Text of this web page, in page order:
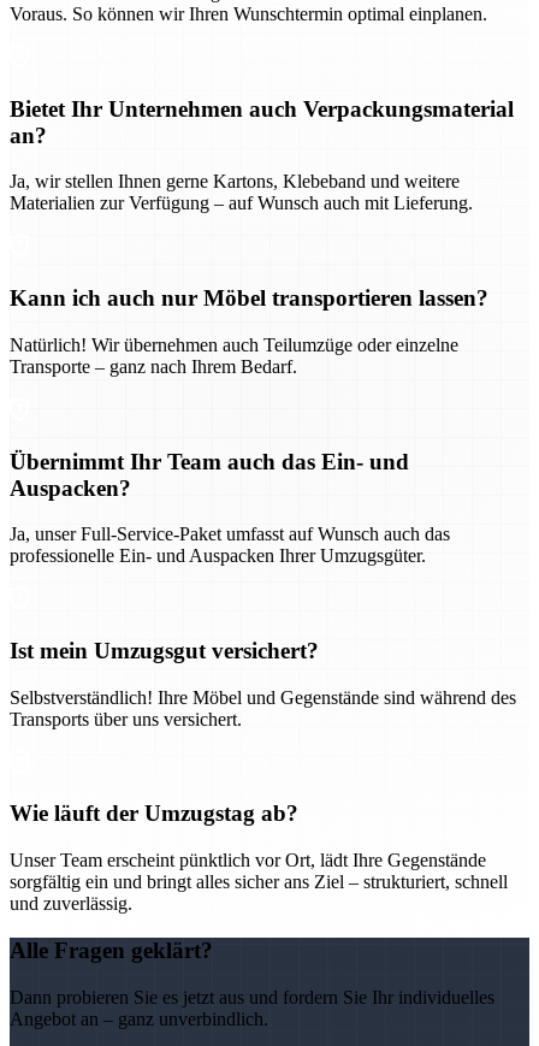
Voraus. So können wir Ihren Wunschtermin optimal einplanen.
Bietet Ihr Unternehmen auch Verpackungsmaterial
an?
Ja, wir stellen Ihnen gerne Kartons, Klebeband und weitere
Materialien zur Verfügung – auf Wunsch auch mit Lieferung.
Kann ich auch nur Möbel transportieren lassen?
Natürlich! Wir übernehmen auch Teilumzüge oder einzelne
Transporte – ganz nach Ihrem Bedarf.
Übernimmt Ihr Team auch das Ein- und
Auspacken?
Ja, unser Full-Service-Paket umfasst auf Wunsch auch das
professionelle Ein- und Auspacken Ihrer Umzugsgüter.
Ist mein Umzugsgut versichert?
Selbstverständlich! Ihre Möbel und Gegenstände sind während des
Transports über uns versichert.
Wie läuft der Umzugstag ab?
Unser Team erscheint pünktlich vor Ort, lädt Ihre Gegenstände
sorgfältig ein und bringt alles sicher ans Ziel – strukturiert, schnell
und zuverlässig.
Alle Fragen geklärt?
Dann probieren Sie es jetzt aus und fordern Sie Ihr individuelles
Angebot an – ganz unverbindlich.